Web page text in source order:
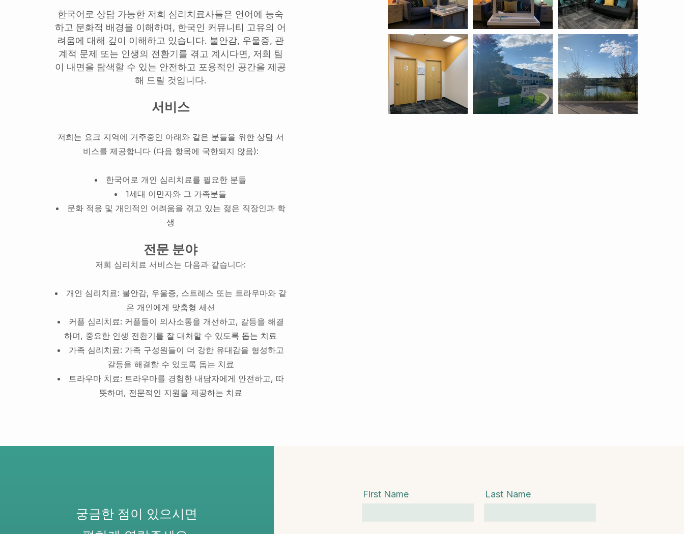
한국어로 상담 가능한 저희 심리치료사들은 언어에 능숙
하고 문화적 배경을 이해하며, 한국인 커뮤니티 고유의 어
려움에 대해 깊이 이해하고 있습니다. 불안감, 우울증, 관
계적 문제 또는 인생의 전환기를 겪고 계시다면, 저희 팀
이 내면을 탐색할 수 있는 안전하고 포용적인 공간을 제공
해 드릴 것입니다.
서비스
저희는 요크 지역에 거주중인 아래와 같은 분들을 위한 상담 서
비스를 제공합니다 (다음 항목에 국한되지 않음):
한국어로 개인 심리치료를 필요한 분들
1세대 이민자와 그 가족분들
문화 적응 및 개인적인 어려움을 겪고 있는 젊은 직장인과 학
생
전문 분야
저희 심리치료 서비스는 다음과 같습니다:
개인 심리치료: 불안감, 우울증, 스트레스 또는 트라우마와 같
은 개인에게 맞춤형 세션
커플 심리치료: 커플들이 의사소통을 개선하고, 갈등을 해결
하며, 중요한 인생 전환기를 잘 대처할 수 있도록 돕는 치료
가족 심리치료: 가족 구성원들이 더 강한 유대감을 형성하고
갈등을 해결할 수 있도록 돕는 치료
트라우마 치료: 트라우마를 경험한 내담자에게 안전하고, 따
뜻하며, 전문적인 지원을 제공하는 치료
궁금한 점이 있으시면
First Name Last Name